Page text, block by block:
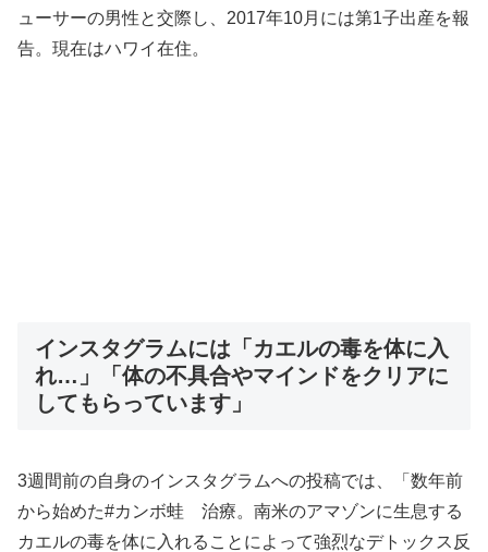
ューサーの男性と交際し、2017年10月には第1子出産を報
告。現在はハワイ在住。
インスタグラムには「カエルの毒を体に入
れ…」「体の不具合やマインドをクリアに
してもらっています」
3週間前の自身のインスタグラムへの投稿では、「数年前
から始めた#カンボ蛙 治療。南米のアマゾンに生息する
カエルの毒を体に入れることによって強烈なデトックス反